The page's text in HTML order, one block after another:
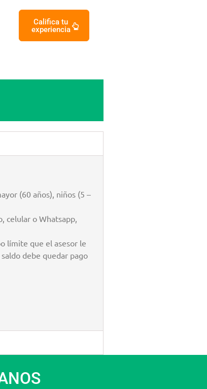
Califica tu
experiencia
(60 años), niños (5 –
celular o Whatsapp,
límite que el asesor le
debe quedar pago